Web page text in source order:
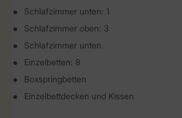
Schlafzimmer unten: 1
Schlafzimmer oben: 3
Schlafzimmer unten
Einzelbetten: 8
Boxspringbetten
Einzelbettdecken und Kissen